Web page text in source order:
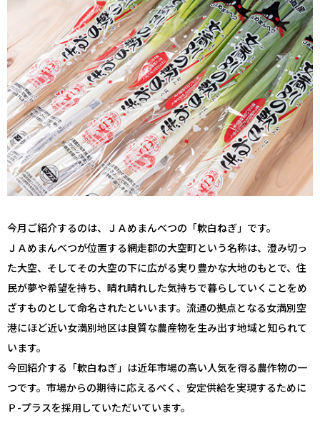
今月ご紹介するのは、ＪＡめまんべつの「軟白ねぎ」です。
ＪＡめまんべつが位置する網走郡の大空町という名称は、澄み切っ
た大空、そしてその大空の下に広がる実り豊かな大地のもとで、住
民が夢や希望を持ち、晴れ晴れした気持ちで暮らしていくことをめ
ざすものとして命名されたといいます。流通の拠点となる女満別空
港にほど近い女満別地区は良質な農産物を生み出す地域と知られて
います。
今回紹介する「軟白ねぎ」は近年市場の高い人気を得る農作物の一
つです。市場からの期待に応えるべく、安定供給を実現するために
Ｐ-プラスを採用していただいています。